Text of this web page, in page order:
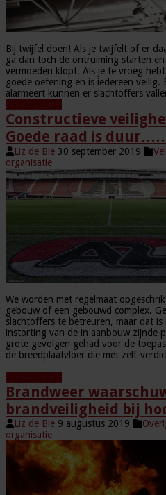
Bij twijfel doen! Als je twijfelt of er
ga dan toch de ontruiming starten
vermoeden klopt. Als je te vroeg
goede oefening en is iedereen
alarmeert kunnen er slachtoffers
Constructieve
Goede raad is
Liz de Bie 30 september 2019
organisatie
We worden met regelmaat
gebouw of een gebouwd complex.
slachtoffers te betreuren, maar dat
instorting van de in aanbouw zijnde
grote gevolgen gehad voor de
de breedplaatvloer die met zelf-
Brandweer
brandveiligheid bij
Liz de Bie 9 augustus 2019
organisatie